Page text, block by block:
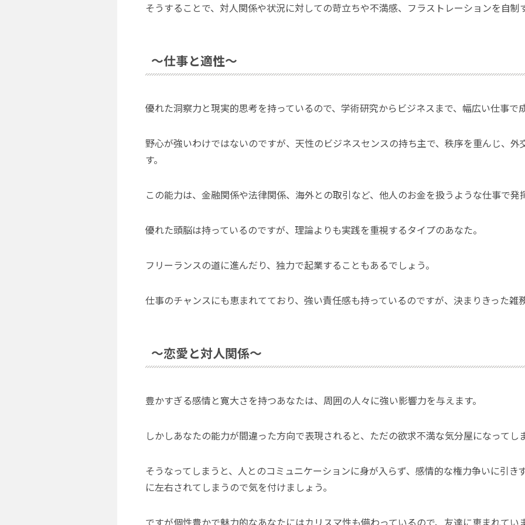
そうすることで、対人関係や状況に対しての苛立ちや不満感、フラストレーションを自制
～仕事と適性～
優れた洞察力と現実的思考を持っているので、学術研究からビジネスまで、幅広い仕事で
野心が強いわけではないのですが、天性のビジネスセンスの持ち主で、秩序を重んじ、外
す。
この能力は、金融関係や法律関係、海外との取引など、他人のお金を扱うような仕事で発
優れた頭脳は持っているのですが、理論よりも実践を重視するタイプのあなた。
フリーランスの道に進んだり、独力で起業することもあるでしょう。
仕事のチャンスにも恵まれてており、強い責任感も持っているのですが、決まりきった雑
～恋愛と対人関係～
豊かすぎる感情と寛大さを持つあなたは、周囲の人々に強い影響力を与えます。
しかしあなたの能力が間違った方向で表現されると、ただの欲求不満な気分屋になってし
そうなってしまうと、人とのコミュニケーションに身が入らず、感情的な権力争いに引き
に左右されてしまうので気を付けましょう。